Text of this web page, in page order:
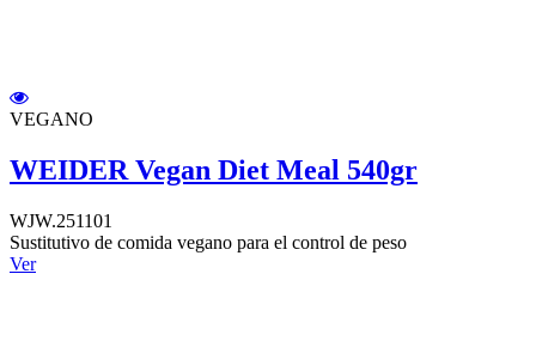
VEGANO
WEIDER Vegan Diet Meal 540gr
WJW.251101
Sustitutivo de comida vegano para el control de peso
Ver